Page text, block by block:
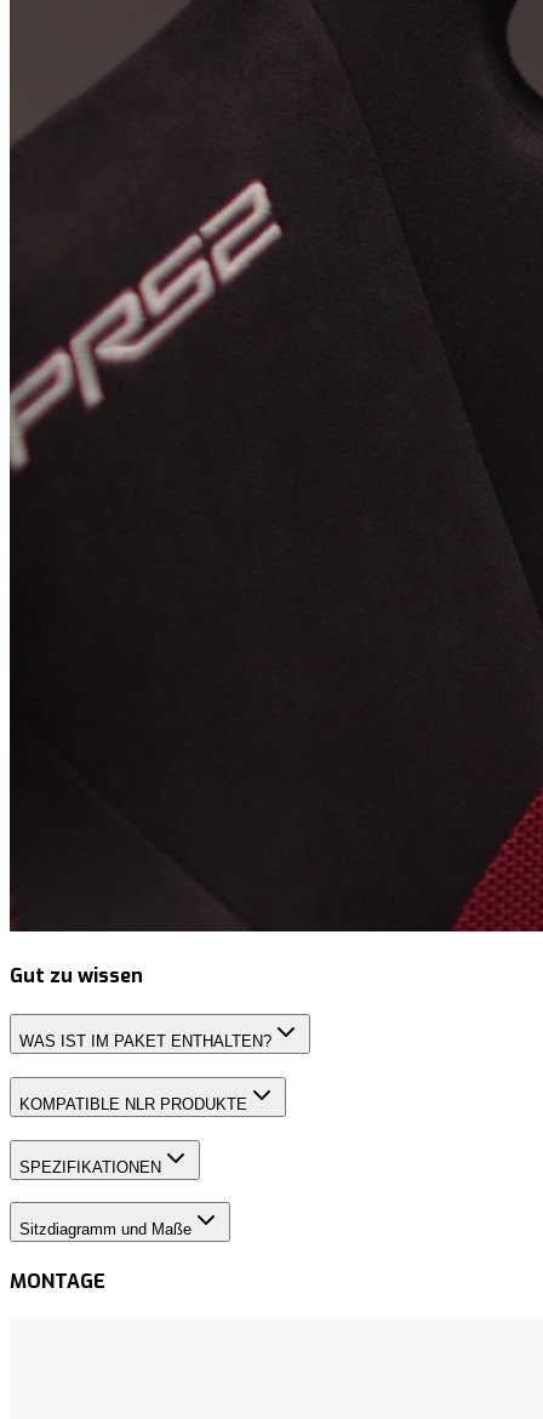
Gut zu wissen
WAS IST IM PAKET ENTHALTEN?
KOMPATIBLE NLR PRODUKTE
SPEZIFIKATIONEN
Sitzdiagramm und Maße
MONTAGE